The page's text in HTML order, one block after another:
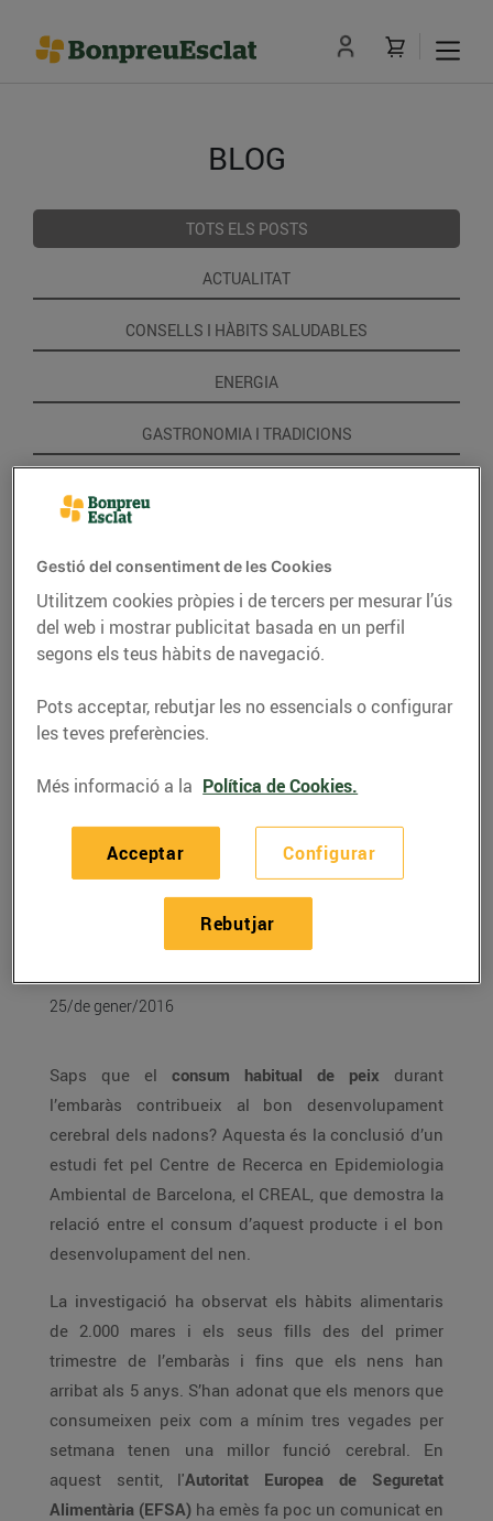
BLOG
TOTS ELS POSTS
ACTUALITAT
CONSELLS I HÀBITS SALUDABLES
ENERGIA
GASTRONOMIA I TRADICIONS
Consumir peix durant
l’embaràs beneficia el
desenvolupament
cerebral del nadó
25/de gener/2016
Saps que el consum habitual de peix durant
l’embaràs contribueix al bon desenvolupament
cerebral dels nadons? Aquesta és la conclusió d’un
estudi fet pel Centre de Recerca en Epidemiologia
Ambiental de Barcelona, el CREAL, que demostra la
relació entre el consum d’aquest producte i el bon
desenvolupament del nen.
La investigació ha observat els hàbits alimentaris
de 2.000 mares i els seus fills des del primer
trimestre de l’embaràs i fins que els nens han
arribat als 5 anys. S’han adonat que els menors que
consumeixen peix com a mínim tres vegades per
setmana tenen una millor funció cerebral. En
aquest sentit, l'Autoritat Europea de Seguretat
Alimentària (EFSA) ha emès fa poc un comunicat en
Gestió del consentiment de les Cookies
Utilitzem cookies pròpies i de tercers per mesurar l’ús
del web i mostrar publicitat basada en un perfil
segons els teus hàbits de navegació.
Pots acceptar, rebutjar les no essencials o configurar
les teves preferències.
Més informació a la Política de Cookies.
Configurar
Rebutjar
Acceptar